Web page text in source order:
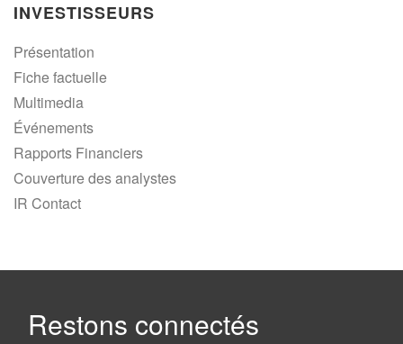
INVESTISSEURS
Présentation
Fiche factuelle
Multimedia
Événements
Rapports Financiers
Couverture des analystes
IR Contact
Restons connectés